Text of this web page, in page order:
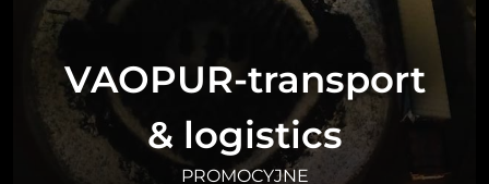
VAOPUR-transport
& logistics
PROMOCYJNE